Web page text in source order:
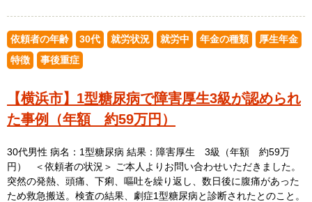
依頼者の年齢 30代 就労状況 就労中 年金の種類
厚生年金
特徴
事後重症
【横浜市】1型糖尿病で障害厚生3級が認められ
た事例（年額 約59万円）
30代男性 病名：1型糖尿病 結果：障害厚生 3級（年額 約59万
円） ＜依頼者の状況＞ ご本人よりお問い合わせいただきました。
突然の発熱、頭痛、下痢、嘔吐を繰り返し、数日後に腹痛があった
ため救急搬送。検査の結果、劇症1型糖尿病と診断されたとのこと。